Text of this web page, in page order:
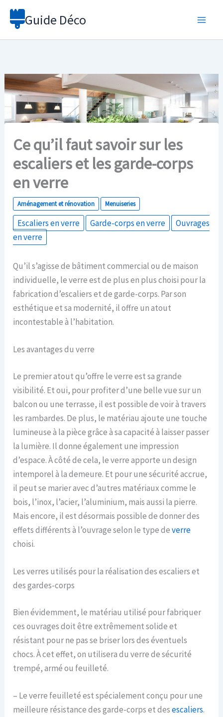
Aller
Guide Déco
Ce qu’il faut savoir sur les
escaliers et les garde-corps
en verre
Aménagement et rénovation Menuiseries
Escaliers en verre Garde-corps en verre
Ouvrages
en verre
Qu’il s’agisse de bâtiment commercial ou de maison
individuelle, le verre est de plus en plus choisi pour la
fabrication d’escaliers et de garde-corps. Par son
esthétique et sa modernité, il offre un atout
incontestable à l’habitation.
Les avantages du verre
Le premier atout qu’offre le verre est sa grande
visibilité. Et oui, pour profiter d’une belle vue sur un
balcon ou une terrasse, il est possible de voir à travers
les rambardes. De plus, le matériau ajoute une touche
lumineuse à la pièce grâce à sa capacité à laisser passer
la lumière. Il donne également une impression
d’espace. À côté de cela, le verre apporte un design
intemporel à la demeure. Et pour une sécurité accrue,
il peut se marier avec d’autres matériaux comme le
bois, l’inox, l’acier, l’aluminium, mais aussi la pierre.
Mais encore, il est désormais possible de donner des
effets différents à l’ouvrage selon le type deverre
choisi.
Les verres utilisés pour la réalisation des escaliers et
des gardes-corps
Bien évidemment, le matériau utilisé pour fabriquer
ces ouvrages doit être extrêmement solide et
résistant pour ne pas se briser lors des éventuels
chocs. À cet effet, on utilisera du verre de sécurité
trempé, armé ou feuilleté.
– Le verre feuilleté est spécialement conçu pour une
meilleure résistance des garde-corps et desescaliers.